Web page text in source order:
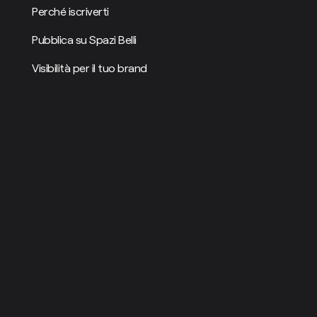
Perché iscriverti
Pubblica su Spazi Belli
Visibilità per il tuo brand